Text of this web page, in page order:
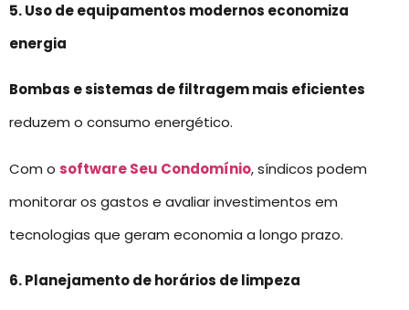
5. Uso de equipamentos modernos economiza
energia
Bombas e sistemas de filtragem mais eficientes
reduzem o consumo energético.
Com o software Seu Condomínio, síndicos podem
monitorar os gastos e avaliar investimentos em
tecnologias que geram economia a longo prazo.
6. Planejamento de horários de limpeza